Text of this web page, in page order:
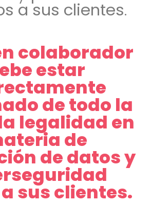
a sus clientes.
colaborador
estar
de todo la
legalidad en
de
de datos y
sus clientes.